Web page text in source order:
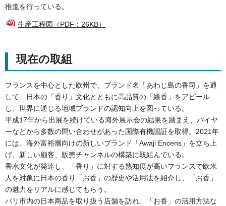
推進を行っている。
生産工程図（PDF：26KB）
現在の取組
フランスを中心とした欧州で、ブランド名「あわじ島の香司」を通
して、日本の「香り」文化とともに高品質の「線香」をアピール
し、世界に通じる地域ブランドの認知向上を図っている。
平成17年から出展を続けている海外展示会の結果を踏まえ、バイヤ
ーなどから多数の問い合わせがあった国際有機認証を取得。2021年
には、海外富裕層向けの新しいブランド「Awaji Encens」を立ち上
げ、新しい顧客、販売チャンネルの構築に取組んでいる。
香水文化が発達し、「香り」に対する熟知度が高いフランスで欧米
人を対象に日本の香り「お香」の歴史や活用法を紹介し、「お香」
の魅力をリアルに感じてもらう。
パリ市内の日本商品を取り扱う店舗を訪れ、「お香」の活用方法な